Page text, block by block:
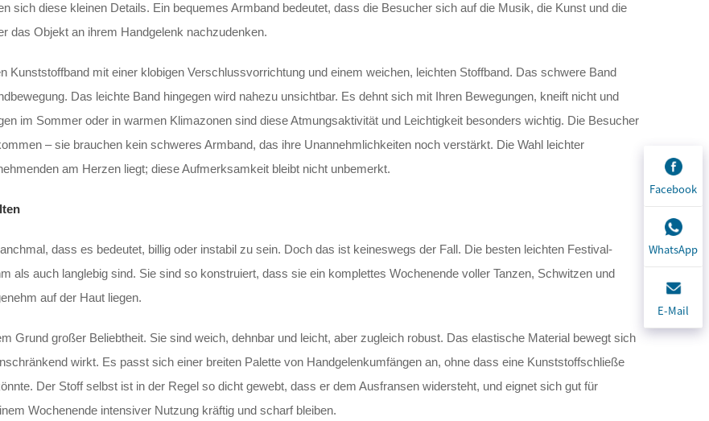
sich diese kleinen Details. Ein bequemes Armband bedeutet, dass die Besucher sich auf die Musik, die Kunst und die
das Objekt an ihrem Handgelenk nachzudenken.
Kunststoffband mit einer klobigen Verschlussvorrichtung und einem weichen, leichten Stoffband. Das schwere Band
Das leichte Band hingegen wird nahezu unsichtbar. Es dehnt sich mit Ihren Bewegungen, kneift nicht und
im Sommer oder in warmen Klimazonen sind diese Atmungsaktivität und Leichtigkeit besonders wichtig. Die Besucher
– sie brauchen kein schweres Armband, das ihre Unannehmlichkeiten noch verstärkt. Die Wahl leichter
am Herzen liegt; diese Aufmerksamkeit bleibt nicht unbemerkt.
dass es bedeutet, billig oder instabil zu sein. Doch das ist keineswegs der Fall. Die besten leichten Festival-
als auch langlebig sind. Sie sind so konstruiert, dass sie ein komplettes Wochenende voller Tanzen, Schwitzen und
auf der Haut liegen.
Grund großer Beliebtheit. Sie sind weich, dehnbar und leicht, aber zugleich robust. Das elastische Material bewegt sich
wirkt. Es passt sich einer breiten Palette von Handgelenkumfängen an, ohne dass eine Kunststoffschließe
Der Stoff selbst ist in der Regel so dicht gewebt, dass er dem Ausfransen widersteht, und eignet sich gut für
Wochenende intensiver Nutzung kräftig und scharf bleiben.
Facebook
WhatsApp
E-Mail